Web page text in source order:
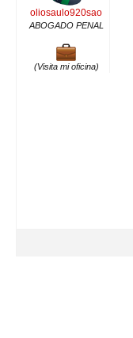
oliosaulo920sao
ABOGADO PENAL
(Visita mi oficina)